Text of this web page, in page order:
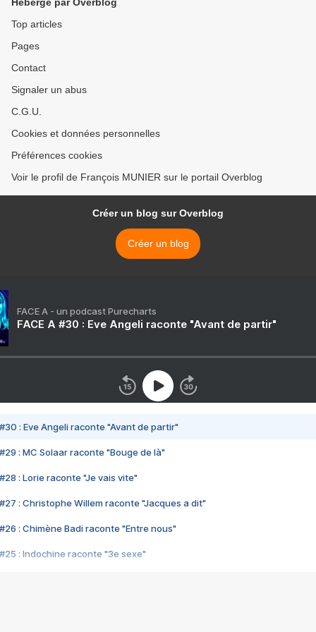
Top articles
Pages
Contact
Signaler un abus
C.G.U.
Cookies et données personnelles
Préférences cookies
Voir le profil de François MUNIER sur le portail Overblog
Créer un blog sur Overblog
Créer un blog
FACE A - un podcast Purecharts
FACE A #30 : Eve Angeli raconte "Avant de partir"
#30 : Eve Angeli raconte "Avant de partir"
#29 : MC Solaar raconte "Bouge de là"
#28 : Lorie raconte "Je vais vite"
#27 : Christophe Willem raconte "Jacques a dit"
#26 : Chimène Badi raconte "Entre nous"
#25 : Indochine raconte "3e sexe"